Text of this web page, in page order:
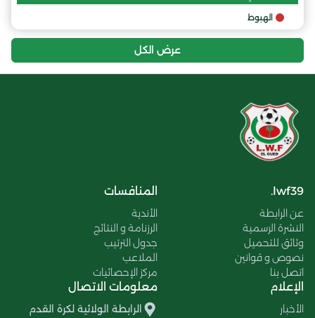
الهبوط
عرض الكل
lwf39.
عن الرابطة
النشرة الرسمية
وثائق للتحميل
نصوص و قوانين
اتصل بنا
المنافسات
الأندية
الرزنامة و النتائج
جدول الترتيب
الملاعب
مركز الإحصائيات
الإعلام
الأخبار
معلومات الاتصال
الرابطة الولائية لكرة القدم